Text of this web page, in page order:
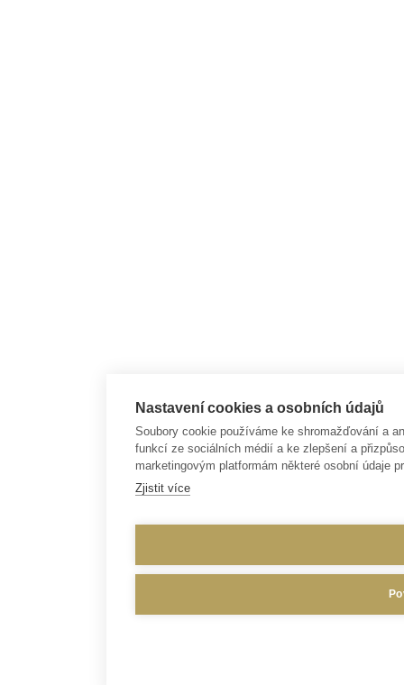
Nastavení cookies a osobních údajů
Soubory cookie používáme ke shromažďování a
funkcí ze sociálních médií a ke zlepšení a
marketingovým platformám některé osobní údaje
Zjistit více